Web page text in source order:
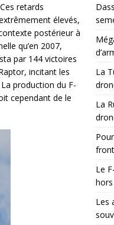
retards
élevés,
postérieur à
qu’en 2007,
par 144 victoires
incitant les
production du F-
cependant de le
La
La
Le
Les